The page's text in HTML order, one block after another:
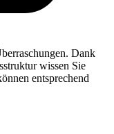
Dank
wissen Sie
entsprechend